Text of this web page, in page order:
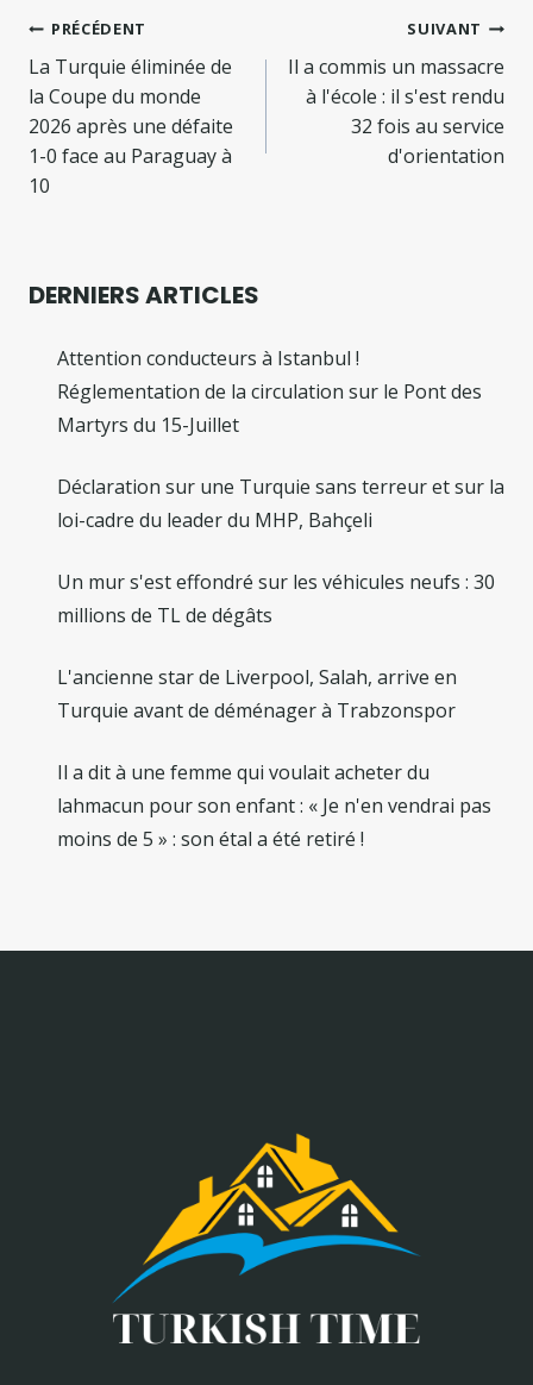
Navigation
de
l’article
PRÉCÉDENT
La Turquie éliminée de
la Coupe du monde
2026 après une défaite
1-0 face au Paraguay à
10
SUIVANT
Il a commis un massacre
à l'école : il s'est rendu
32 fois au service
d'orientation
DERNIERS ARTICLES
Attention conducteurs à Istanbul !
Réglementation de la circulation sur le Pont des
Martyrs du 15-Juillet
Déclaration sur une Turquie sans terreur et sur la
loi-cadre du leader du MHP, Bahçeli
Un mur s'est effondré sur les véhicules neufs : 30
millions de TL de dégâts
L'ancienne star de Liverpool, Salah, arrive en
Turquie avant de déménager à Trabzonspor
Il a dit à une femme qui voulait acheter du
lahmacun pour son enfant : « Je n'en vendrai pas
moins de 5 » : son étal a été retiré !